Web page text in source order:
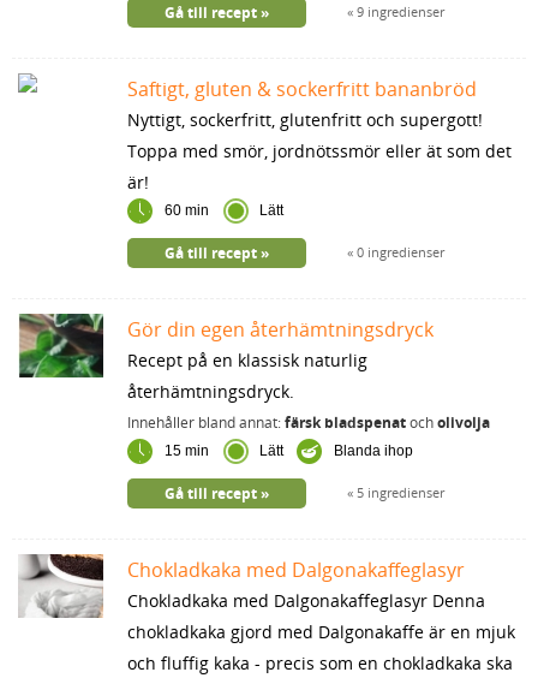
9 ingredienser
Gå till recept
Saftigt, gluten & sockerfritt bananbröd
Nyttigt, sockerfritt, glutenfritt och supergott!
Toppa med smör, jordnötssmör eller ät som det
är!
60 min Lätt
0 ingredienser
Gå till recept
Gör din egen återhämtningsdryck
Recept på en klassisk naturlig
återhämtningsdryck.
Innehåller bland annat:färsk bladspenatocholivolja
15 min Lätt Blanda ihop
5 ingredienser
Gå till recept
Chokladkaka med Dalgonakaffeglasyr
Chokladkaka med Dalgonakaffeglasyr Denna
chokladkaka gjord med Dalgonakaffe är en mjuk
och fluffig kaka - precis som en chokladkaka ska